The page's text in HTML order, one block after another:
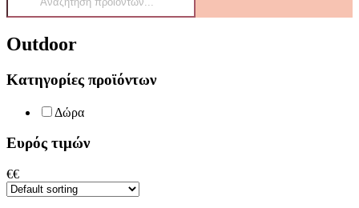
Outdoor
Κατηγορίες προϊόντων
Δώρα
Ευρός τιμών
€€